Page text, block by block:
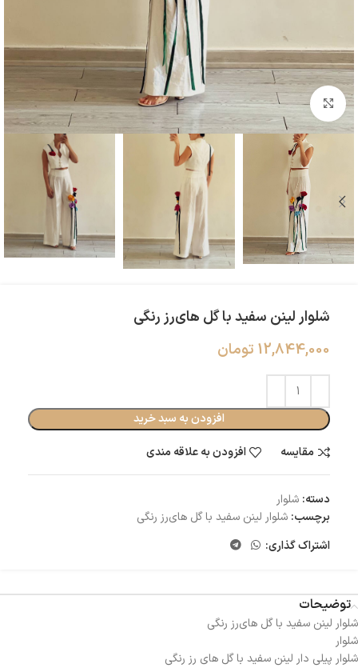
بزرگنمایی تصویر
شلوار لینن سفید با گل های‌رز رنگی
12,844,000 تومان
افزودن به سبد خرید
مقایسه
افزودن به علاقه مندی
دسته: شلوار
برچسب: شلوار لینن سفید با گل های‌رز رنگی
اشتراک گذاری:
توضیحات
شلوار لینن سفید با گل های‌رز رنگی
شلوار
شلوار پیلی دار لینن سفید با گل های رز رنگی